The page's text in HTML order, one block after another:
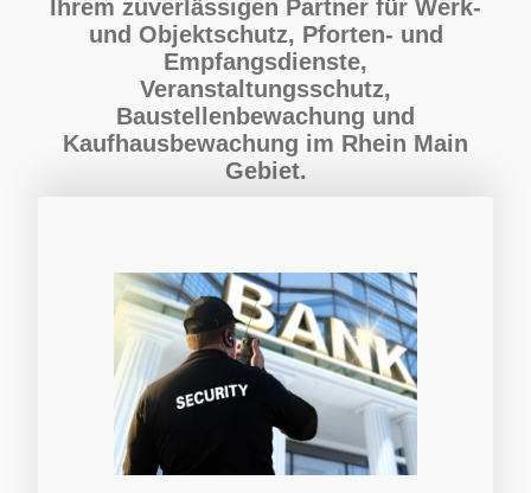
Ihrem zuverlässigen Partner für Werk-
und Objektschutz, Pforten- und
Empfangsdienste,
Veranstaltungsschutz,
Baustellenbewachung und
Kaufhausbewachung im Rhein Main
Gebiet.